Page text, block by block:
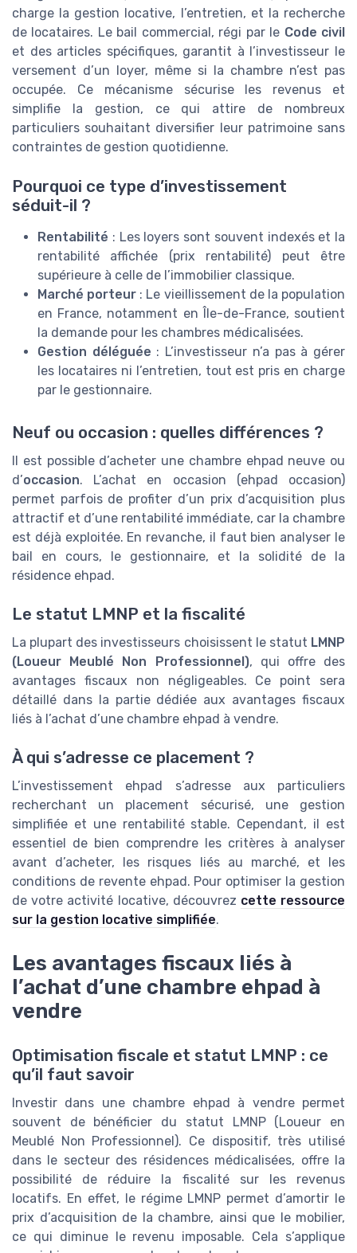
charge la gestion locative, l’entretien, et la recherche
de locataires. Le bail commercial, régi par le Code civil
et des articles spécifiques, garantit à l’investisseur le
versement d’un loyer, même si la chambre n’est pas
occupée. Ce mécanisme sécurise les revenus et
simplifie la gestion, ce qui attire de nombreux
particuliers souhaitant diversifier leur patrimoine sans
contraintes de gestion quotidienne.
Pourquoi ce type d’investissement
séduit-il ?
Rentabilité : Les loyers sont souvent indexés et la
rentabilité affichée (prix rentabilité) peut être
supérieure à celle de l’immobilier classique.
Marché porteur : Le vieillissement de la population
en France, notamment en Île-de-France, soutient
la demande pour les chambres médicalisées.
Gestion déléguée : L’investisseur n’a pas à gérer
les locataires ni l’entretien, tout est pris en charge
par le gestionnaire.
Neuf ou occasion : quelles différences ?
Il est possible d’acheter une chambre ehpad neuve ou
d’occasion. L’achat en occasion (ehpad occasion)
permet parfois de profiter d’un prix d’acquisition plus
attractif et d’une rentabilité immédiate, car la chambre
est déjà exploitée. En revanche, il faut bien analyser le
bail en cours, le gestionnaire, et la solidité de la
résidence ehpad.
Le statut LMNP et la fiscalité
La plupart des investisseurs choisissent le statut LMNP
(Loueur Meublé Non Professionnel), qui offre des
avantages fiscaux non négligeables. Ce point sera
détaillé dans la partie dédiée aux avantages fiscaux
liés à l’achat d’une chambre ehpad à vendre.
À qui s’adresse ce placement ?
L’investissement ehpad s’adresse aux particuliers
recherchant un placement sécurisé, une gestion
simplifiée et une rentabilité stable. Cependant, il est
essentiel de bien comprendre les critères à analyser
avant d’acheter, les risques liés au marché, et les
conditions de revente ehpad. Pour optimiser la gestion
de votre activité locative, découvrez cette ressource
sur la gestion locative simplifiée.
Les avantages fiscaux liés à
l’achat d’une chambre ehpad à
vendre
Optimisation fiscale et statut LMNP : ce
qu’il faut savoir
Investir dans une chambre ehpad à vendre permet
souvent de bénéficier du statut LMNP (Loueur en
Meublé Non Professionnel). Ce dispositif, très utilisé
dans le secteur des résidences médicalisées, offre la
possibilité de réduire la fiscalité sur les revenus
locatifs. En effet, le régime LMNP permet d’amortir le
prix d’acquisition de la chambre, ainsi que le mobilier,
ce qui diminue le revenu imposable. Cela s’applique